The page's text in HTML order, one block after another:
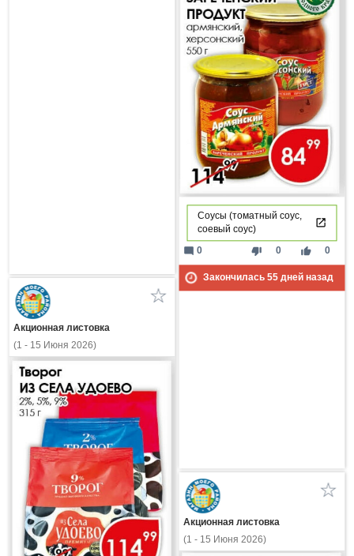
Соусы (томатный соус,
соевый соус)
thumb_down 0 thumb_up 0
mode_comment 0
Закончилась 55дней назад
Акционная листовка
(1 - 15 Июня 2026)
Акционная листовка
(1 - 15 Июня 2026)